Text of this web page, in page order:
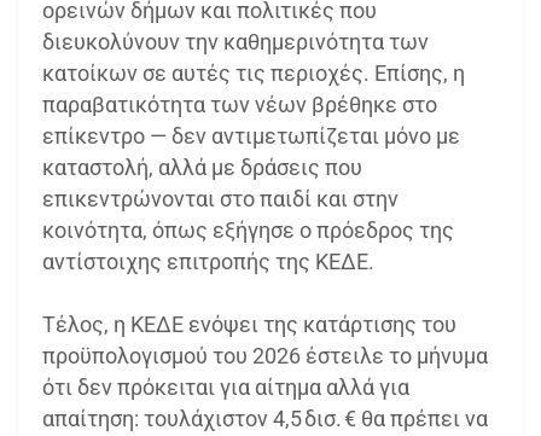
ορεινών δήμων και πολιτικές που
διευκολύνουν την καθημερινότητα των
κατοίκων σε αυτές τις περιοχές. Επίσης, η
παραβατικότητα των νέων βρέθηκε στο
επίκεντρο — δεν αντιμετωπίζεται μόνο με
καταστολή, αλλά με δράσεις που
επικεντρώνονται στο παιδί και στην
κοινότητα, όπως εξήγησε ο πρόεδρος της
αντίστοιχης επιτροπής της ΚΕΔΕ.
Τέλος, η ΚΕΔΕ ενόψει της κατάρτισης του
προϋπολογισμού του 2026 έστειλε το μήνυμα
ότι δεν πρόκειται για αίτημα αλλά για
απαίτηση: τουλάχιστον 4,5 δισ. € θα πρέπει να